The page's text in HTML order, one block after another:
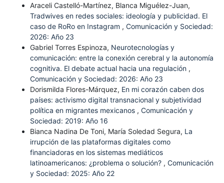
Araceli Castelló-Martínez, Blanca Miguélez-Juan,
Tradwives en redes sociales: ideología y publicidad. El
caso de RoRo en Instagram , Comunicación y Sociedad:
2026: Año 23
Gabriel Torres Espinoza, Neurotecnologías y
comunicación: entre la conexión cerebral y la autonomía
cognitiva. El debate actual hacia una regulación ,
Comunicación y Sociedad: 2026: Año 23
Dorismilda Flores-Márquez, En mi corazón caben dos
países: activismo digital transnacional y subjetividad
política en migrantes mexicanos , Comunicación y
Sociedad: 2019: Año 16
Bianca Nadina De Toni, María Soledad Segura, La
irrupción de las plataformas digitales como
financiadoras en los sistemas mediáticos
latinoamericanos: ¿problema o solución? , Comunicación
y Sociedad: 2025: Año 22